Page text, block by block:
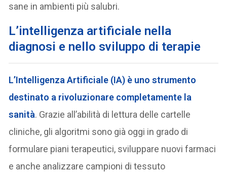
sane in ambienti più salubri.
L’intelligenza artificiale nella
diagnosi e nello sviluppo di terapie
L’Intelligenza Artificiale (IA) è uno strumento
destinato a rivoluzionare completamente la
sanità. Grazie all’abilità di lettura delle cartelle
cliniche, gli algoritmi sono già oggi in grado di
formulare piani terapeutici, sviluppare nuovi farmaci
e anche analizzare campioni di tessuto